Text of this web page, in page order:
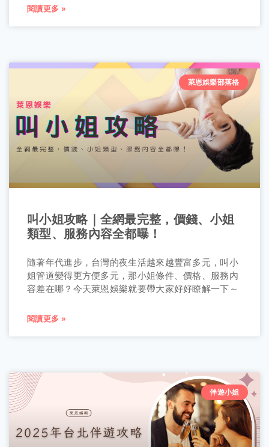
閱讀更多 »
萊恩娛樂部落格
叫小姐攻略｜全網最完整，價錢、小姐
類型、服務內容全都曝！
隨著年代進步，台灣的夜生活越來越豐富多元，叫小
姐管道變得更方便多元，那小姐條件、價格、服務內
容差在哪？今天萊恩娛樂就要帶大家好好瞭解一下～
閱讀更多 »
伴遊小姐